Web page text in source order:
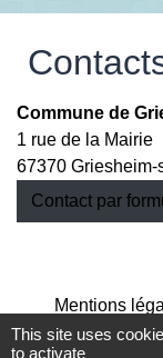
Commune de
1 rue de la Mairie
67370
Contact par
Mentions
Accessibilité -
This site uses
to activate